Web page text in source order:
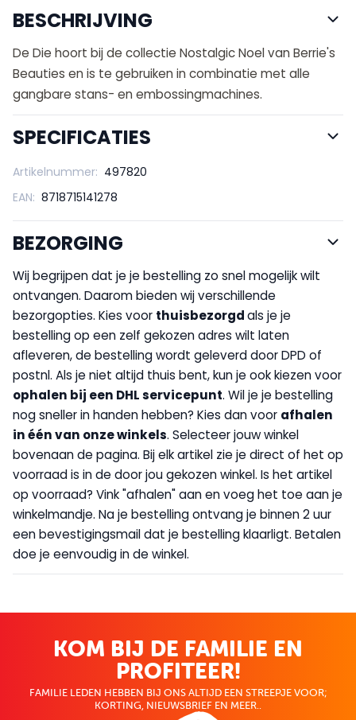
BESCHRIJVING
De Die hoort bij de collectie Nostalgic Noel van Berrie's
Beauties en is te gebruiken in combinatie met alle
gangbare stans- en embossingmachines.
SPECIFICATIES
Artikelnummer: 497820
EAN: 8718715141278
BEZORGING
Wij begrijpen dat je je bestelling zo snel mogelijk wilt
ontvangen. Daarom bieden wij verschillende
bezorgopties. Kies voor thuisbezorgdals je je
bestelling op een zelf gekozen adres wilt laten
afleveren, de bestelling wordt geleverd door DPD of
postnl. Als je niet altijd thuis bent, kun je ook kiezen voor
ophalen bij een DHL servicepunt. Wil je je bestelling
nog sneller in handen hebben? Kies dan voor afhalen
in één van onze winkels. Selecteer jouw winkel
bovenaan de pagina. Bij elk artikel zie je direct of het op
voorraad is in de door jou gekozen winkel. Is het artikel
op voorraad? Vink "afhalen" aan en voeg het toe aan je
winkelmandje. Na je bestelling ontvang je binnen 2 uur
een bevestigingsmail dat je bestelling klaarligt. Betalen
doe je eenvoudig in de winkel.
KOM BIJ DE FAMILIE EN
PROFITEER!
FAMILIE LEDEN HEBBEN BIJ ONS ALTIJD EEN STREEPJE VOOR;
KORTING, NIEUWSBRIEF EN MEER..